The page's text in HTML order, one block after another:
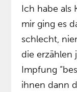
Ich habe als
mir ging es
schlecht,
die erzählen
Impfung
ihnen dann